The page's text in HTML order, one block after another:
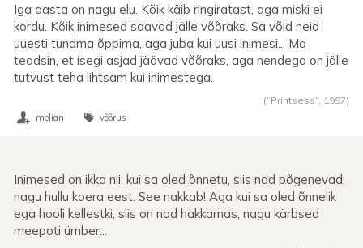
Iga aasta on nagu elu. Kõik käib ringiratast, aga miski ei
kordu. Kõik inimesed saavad jälle võõraks. Sa võid neid
uuesti tundma õppima, aga juba kui uusi inimesi... Ma
teadsin, et isegi asjad jäävad võõraks, aga nendega on jälle
tutvust teha lihtsam kui inimestega.
(“Printsess”, 1997)
melian võõrus
Inimesed on ikka nii: kui sa oled õnnetu, siis nad põgenevad,
nagu hullu koera eest. See nakkab! Aga kui sa oled õnnelik
ega hooli kellestki, siis on nad hakkamas, nagu kärbsed
meepoti ümber...